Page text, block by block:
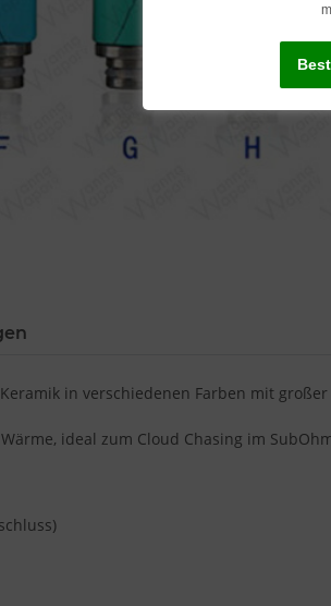
in verschiedenen Farben mit
ideal zum Cloud Chasing im